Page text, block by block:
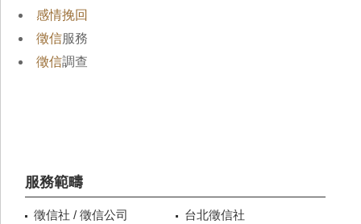
感情挽回
徵信服務
徵信調查
服務範疇
徵信社 / 徵信公司
台北徵信社